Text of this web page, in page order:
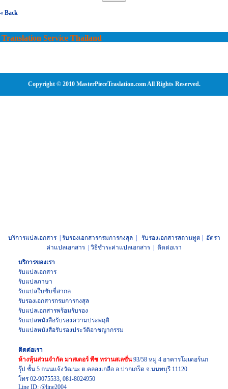
« Back
Translation Service Thailand
Copyright © 2010 MasterPieceTraslation.com All Rights Reserved.
บริการแปลเอกสาร| รับรองเอกสารกรมการกงสุล| รับรองเอกสารสถานทูต | อัตรา
ค่าแปลเอกสาร | วิธีชำระค่าแปลเอกสาร | ติดต่อเรา
บริการของเรา
รับแปลเอกสาร
รับแปลภาษา
รับแปลใบขับขี่สากล
รับรองเอกสารกรมการกงสุล
รับแปลเอกสารพร้อมรับรอง
รับแปลหนังสือรับรองความประพฤติ
รับแปลหนังสือรับรองประวัติอาชญากรรม
ติดต่อเรา
ห้างหุ้นส่วนจำกัด มาสเตอร์ พีซ ทรานสเลชั่น 93/58 หมู่ 4 อาคารโมเดอร์นก
รุ๊ป ชั้น 5 ถนนแจ้งวัฒนะ ต.คลองเกลือ อ.ปากเกร็ด จ.นนทบุรี 11120
โทร 02-9075533, 081-8024950
Line ID: @line2004